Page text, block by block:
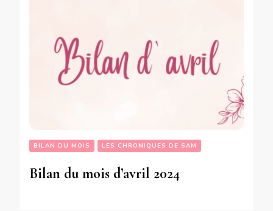
BILAN DU MOIS LES CHRONIQUES DE SAM
Bilan du mois d’avril 2024